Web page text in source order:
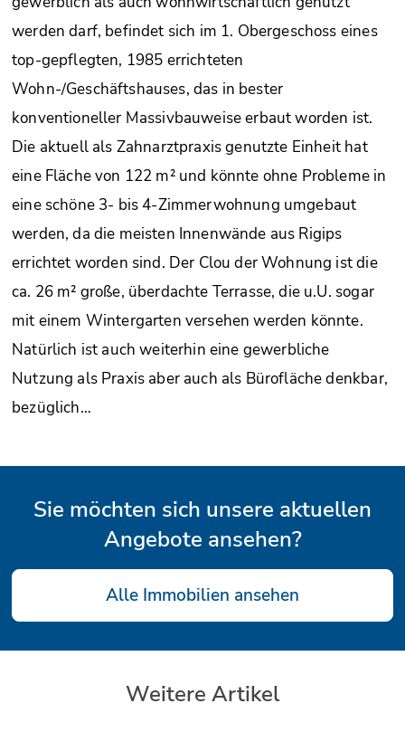
werden darf, befindet sich im 1. Obergeschoss eines
top-gepflegten, 1985 errichteten
Wohn-/Geschäftshauses, das in bester
konventioneller Massivbauweise erbaut worden ist.
Die aktuell als Zahnarztpraxis genutzte Einheit hat
eine Fläche von 122 m² und könnte ohne Probleme in
eine schöne 3- bis 4-Zimmerwohnung umgebaut
werden, da die meisten Innenwände aus Rigips
errichtet worden sind. Der Clou der Wohnung ist die
ca. 26 m² große, überdachte Terrasse, die u.U. sogar
mit einem Wintergarten versehen werden könnte.
Natürlich ist auch weiterhin eine gewerbliche
Nutzung als Praxis aber auch als Bürofläche denkbar,
bezüglich…
Sie möchten sich unsere aktuellen
Angebote ansehen?
Alle Immobilien ansehen
Weitere Artikel